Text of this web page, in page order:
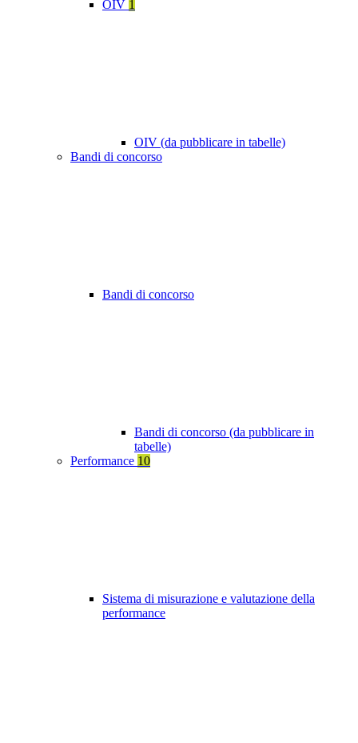
OIV 1
OIV (da pubblicare in tabelle)
Bandi di concorso
Bandi di concorso
Bandi di concorso (da pubblicare in
tabelle)
Performance 10
Sistema di misurazione e valutazione della
performance